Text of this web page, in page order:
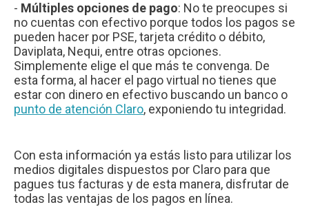
- Múltiples opciones de pago: No te preocupes si
no cuentas con efectivo porque todos los pagos se
pueden hacer por PSE, tarjeta crédito o débito,
Daviplata, Nequi, entre otras opciones.
Simplemente elige el que más te convenga. De
esta forma, al hacer el pago virtual no tienes que
estar con dinero en efectivo buscando un banco o
punto de atención Claro, exponiendo tu integridad.
Con esta información ya estás listo para utilizar los
medios digitales dispuestos por Claro para que
pagues tus facturas y de esta manera, disfrutar de
todas las ventajas de los pagos en línea.